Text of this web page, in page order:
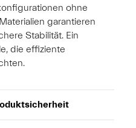
ohne
garantieren
Stabilität. Ein
die effiziente